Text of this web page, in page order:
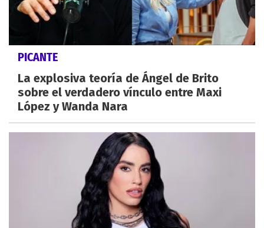
PICANTE
La explosiva teoría de Ángel de Brito
sobre el verdadero vínculo entre Maxi
López y Wanda Nara